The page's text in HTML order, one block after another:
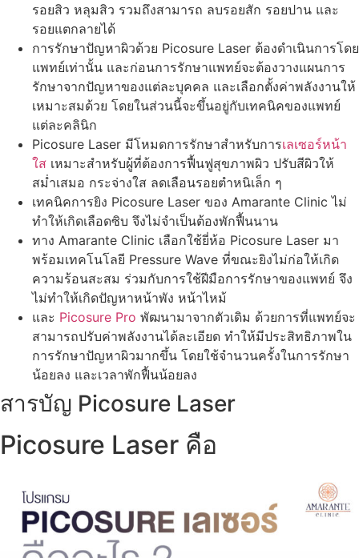
รอยสิว หลุมสิว รวมถึงสามารถ ลบรอยสัก รอยปาน และ
รอยแตกลายได้
การรักษาปัญหาผิวด้วย Picosure Laser ต้องดำเนินการโดย
แพทย์เท่านั้น และก่อนการรักษาแพทย์จะต้องวางแผนการ
รักษาจากปัญหาของแต่ละบุคคล และเลือกตั้งค่าพลังงานให้
เหมาะสมด้วย โดยในส่วนนี้จะขึ้นอยู่กับเทคนิคของแพทย์
แต่ละคลินิก
Picosure Laser มีโหมดการรักษาสำหรับการเลเซอร์หน้า
ใส เหมาะสำหรับผู้ที่ต้องการฟื้นฟูสุขภาพผิว ปรับสีผิวให้
สม่ำเสมอ กระจ่างใส ลดเลือนรอยตำหนิเล็ก ๆ
เทคนิคการยิง Picosure Laser ของ Amarante Clinic ไม่
ทำให้เกิดเลือดซิบ จึงไม่จำเป็นต้องพักฟื้นนาน
ทาง Amarante Clinic เลือกใช้ยี่ห้อ Picosure Laser มา
พร้อมเทคโนโลยี Pressure Wave ที่ขณะยิงไม่ก่อให้เกิด
ความร้อนสะสม ร่วมกับการใช้ฝีมือการรักษาของแพทย์ จึง
ไม่ทำให้เกิดปัญหาหน้าพัง หน้าไหม้
และ Picosure Pro พัฒนามาจากตัวเดิม ด้วยการที่แพทย์จะ
สามารถปรับค่าพลังงานได้ละเอียด ทำให้มีประสิทธิภาพใน
การรักษาปัญหาผิวมากขึ้น โดยใช้จำนวนครั้งในการรักษา
น้อยลง และเวลาพักฟื้นน้อยลง
สารบัญ Picosure Laser
Picosure Laser คือ